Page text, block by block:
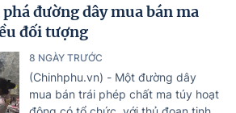
đường dây mua bán ma
đối tượng
8 NGÀY TRƯỚC
(Chinhphu.vn) - Một đường dây
mua bán trái phép chất ma túy hoạt